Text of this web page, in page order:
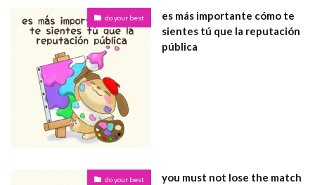
do your best
es más importante cómo te
sientes tú que la reputación
pública
do your best
you must not lose the match